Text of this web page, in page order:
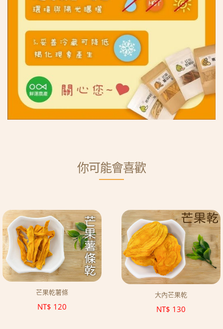
你可能會喜歡
芒果乾薯條
NT$ 120
大內芒果乾
NT$ 130